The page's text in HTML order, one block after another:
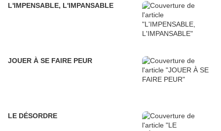
L'IMPENSABLE, L'IMPANSABLE
JOUER À SE FAIRE PEUR
LE DÉSORDRE